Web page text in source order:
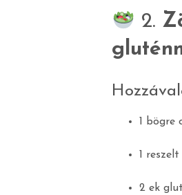
2.
1 bögre
1
2 ek